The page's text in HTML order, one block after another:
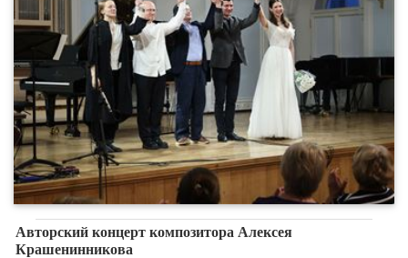
Авторский концерт композитора Алексея
Крашенинникова